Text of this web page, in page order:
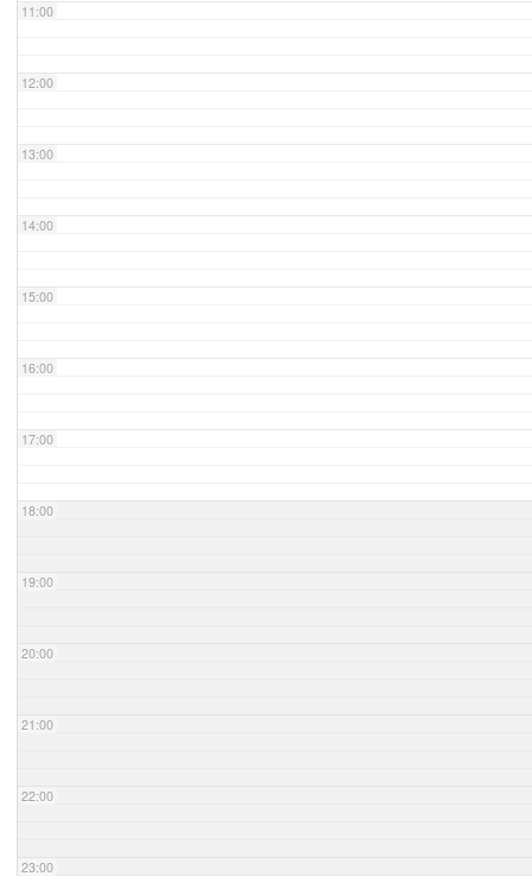
11:00
12:00
13:00
14:00
15:00
16:00
17:00
18:00
19:00
20:00
21:00
22:00
23:00